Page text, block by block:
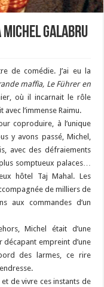
Michel Galabru
de comédie. J’ai eu la
maffia, Le Führer en
où il incarnait le rôle
l’immense Raimu.
coproduire, à l’unique
y avons passé, Michel,
avec des défraiements
somptueux palaces…
hôtel Taj Mahal. Les
de milliers de
aux commandes d’un
Michel était d’une
décapant empreint d’une
des larmes, ce rire
de vivre ces instants de